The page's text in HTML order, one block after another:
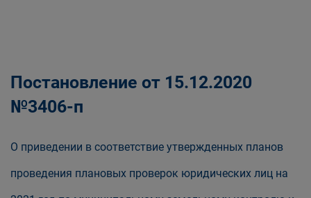
Постановление от 15.12.2020
№3406-п
О приведении в соответствие утвержденных планов
проведения плановых проверок юридических лиц на